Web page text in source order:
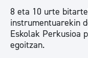
8 eta 10 urte
instrumentuarekin
Eskolak Perkusioa
egoitzan.